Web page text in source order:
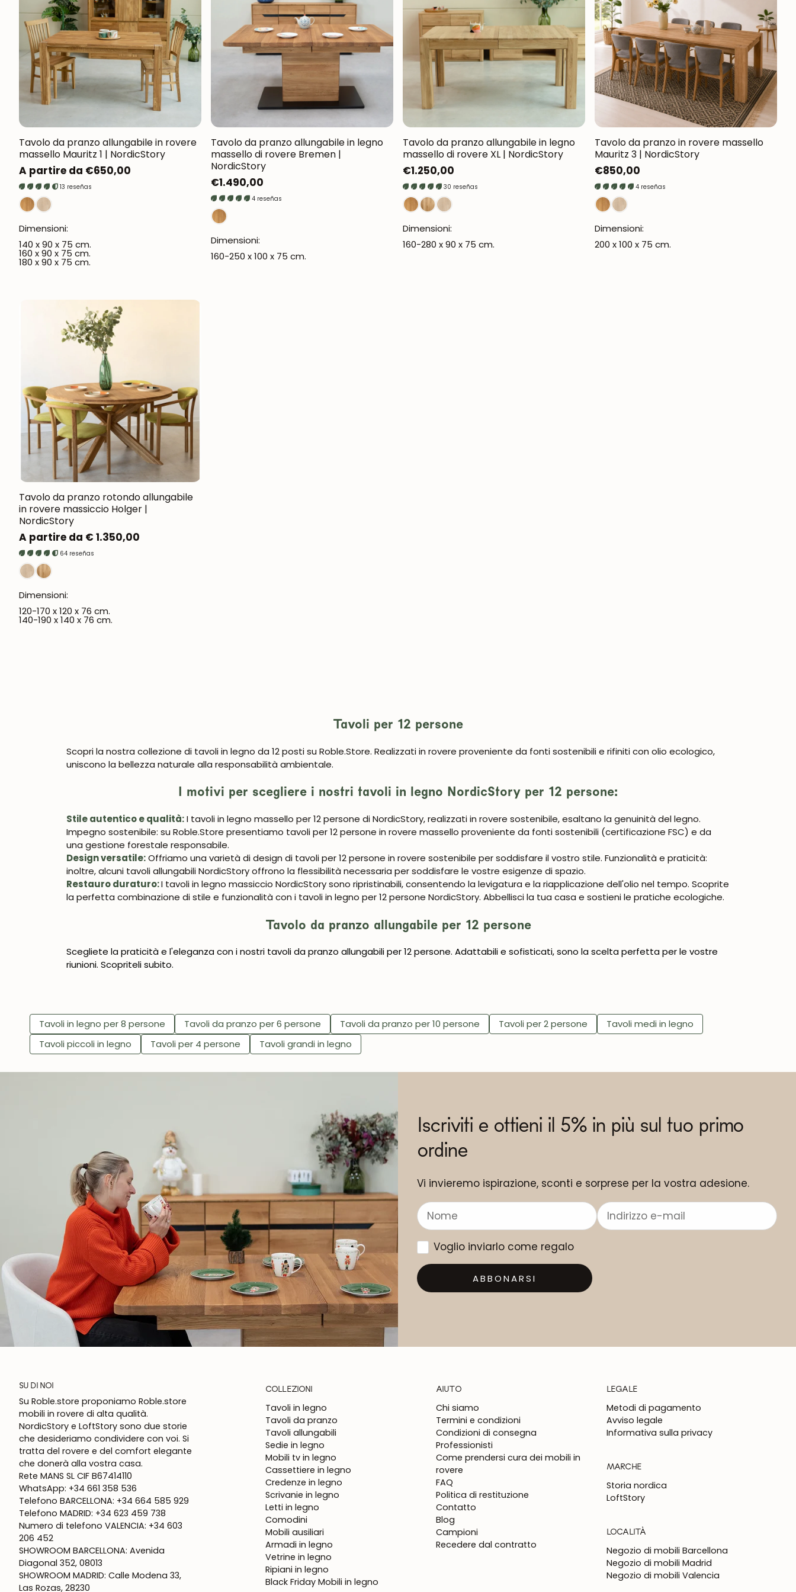
Oxford NordicStory
Mauritz NordicStory
Milan NordicStory
Moritz NordicStory
Regal NordicStory
Runa NordicStory
Mozaik LoftStory
Montenegro LoftStory
Tavolo da pranzo allungabile in rovere
massello Mauritz 1 | NordicStory
Prezzo
normale
A partire da €650,00
13 reseñas
Dimensioni:
140 x 90 x 75 cm.
160 x 90 x 75 cm.
180 x 90 x 75 cm.
Tavolo da pranzo allungabile in legno
massello di rovere Bremen |
NordicStory
Prezzo
normale
€1.490,00
4 reseñas
Dimensioni:
160-250 x 100 x 75 cm.
Tavolo da pranzo allungabile in legno
massello di rovere XL | NordicStory
Prezzo
normale
€1.250,00
30 reseñas
Dimensioni:
160-280 x 90 x 75 cm.
Tavolo da pranzo in rovere massello
Mauritz 3 | NordicStory
Prezzo
normale
€850,00
4 reseñas
Dimensioni:
200 x 100 x 75 cm.
Tavolo da pranzo rotondo allungabile
in rovere massiccio Holger |
NordicStory
Prezzo
normale
A partire da € 1.350,00
64 reseñas
Dimensioni:
120-170 x 120 x 76 cm.
140-190 x 140 x 76 cm.
Tavoli per 12 persone
Scopri la nostra collezione di tavoli in legno da 12 posti su Roble.Store. Realizzati in rovere proveniente da fonti sostenibili e rifiniti con olio ecologico,
uniscono la bellezza naturale alla responsabilità ambientale.
I motivi per scegliere i nostri tavoli in legno NordicStory per 12 persone:
Stile autentico e qualità:I tavoli in legno massello per 12 persone di NordicStory, realizzati in rovere sostenibile, esaltano la genuinità del legno.
Impegno sostenibile: su Roble.Store presentiamo tavoli per 12 persone in rovere massello proveniente da fonti sostenibili (certificazione FSC) e da
una gestione forestale responsabile.
Design versatile:Offriamo una varietà di design di tavoli per 12 persone in rovere sostenibile per soddisfare il vostro stile. Funzionalità e praticità:
inoltre, alcuni tavoli allungabili NordicStory offrono la flessibilità necessaria per soddisfare le vostre esigenze di spazio.
Restauro duraturo:I tavoli in legno massiccio NordicStory sono ripristinabili, consentendo la levigatura e la riapplicazione dell'olio nel tempo. Scoprite
la perfetta combinazione di stile e funzionalità con i tavoli in legno per 12 persone NordicStory. Abbellisci la tua casa e sostieni le pratiche ecologiche.
Tavolo da pranzo allungabile per 12 persone
Scegliete la praticità e l'eleganza con i nostri tavoli da pranzo allungabili per 12 persone. Adattabili e sofisticati, sono la scelta perfetta per le vostre
riunioni. Scopriteli subito.
Tavoli in legno per 8 persone Tavoli da pranzo per 6 persone Tavoli da pranzo per 10 persone Tavoli per 2 persone
Tavoli medi in legno
Tavoli piccoli in legno
Tavoli per 4 persone Tavoli grandi in legno
Iscriviti e ottieni il 5% in più sul tuo primo
ordine
Vi invieremo ispirazione, sconti e sorprese per la vostra adesione.
Voglio inviarlo come regalo
ABBONARSI
SU DI NOI
Su Roble.store proponiamo Roble.store
mobili in rovere di alta qualità.
NordicStory e LoftStory sono due storie
che desideriamo condividere con voi. Si
tratta del rovere e del comfort elegante
che donerà alla vostra casa.
Rete MANS SL CIF B67414110
WhatsApp: +34 661 358 536
Telefono BARCELLONA: +34 664 585 929
Telefono MADRID: +34 623 459 738
Numero di telefono VALENCIA: +34 603
206 452
SHOWROOM BARCELLONA: Avenida
Diagonal 352, 08013
SHOWROOM MADRID: Calle Modena 33,
Las Rozas, 28230
COLLEZIONI
Tavoli in legno
Tavoli da pranzo
Tavoli allungabili
Sedie in legno
Mobili tv in legno
Cassettiere in legno
Credenze in legno
Scrivanie in legno
Letti in legno
Comodini
Mobili ausiliari
Armadi in legno
Vetrine in legno
Ripiani in legno
Black Friday Mobili in legno
AIUTO
Chi siamo
Termini e condizioni
Condizioni di consegna
Professionisti
Come prendersi cura dei mobili in
rovere
FAQ
Politica di restituzione
Contatto
Blog
Campioni
Recedere dal contratto
LEGALE
Metodi di pagamento
Avviso legale
Informativa sulla privacy
MARCHE
Storia nordica
LoftStory
LOCALITÀ
Negozio di mobili Barcellona
Negozio di mobili Madrid
Negozio di mobili Valencia
Ottieni uno sconto del 5%.
Novità e vantaggi riservati agli iscritti.
Iscrivermi